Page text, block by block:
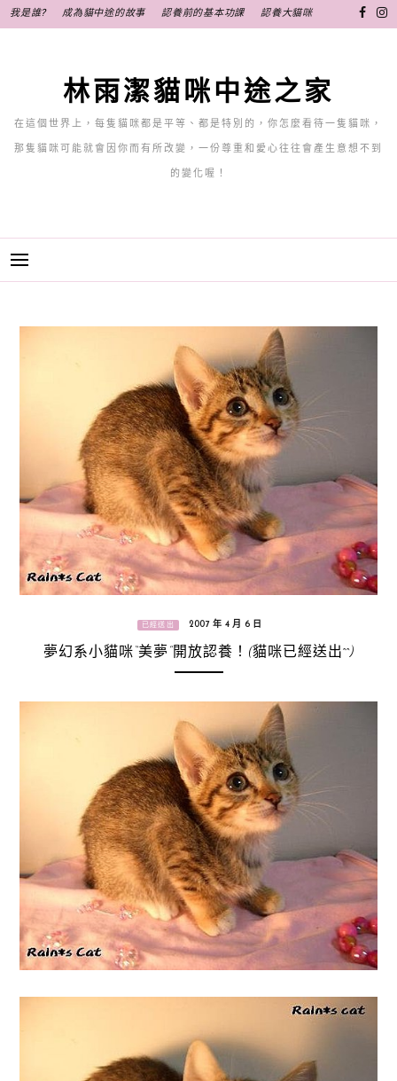
至
我是誰? 成為貓中途的故事 認養前的基本功課 認養大貓咪
林雨潔貓咪中途之家
在這個世界上，每隻貓咪都是平等、都是特別的，你怎麼看待一隻貓咪，
那隻貓咪可能就會因你而有所改變，一份尊重和愛心往往會產生意想不到
的變化喔！
已經送出 2007 年 4 月 6 日
夢幻系小貓咪“美夢”開放認養！(貓咪已經送出^^)